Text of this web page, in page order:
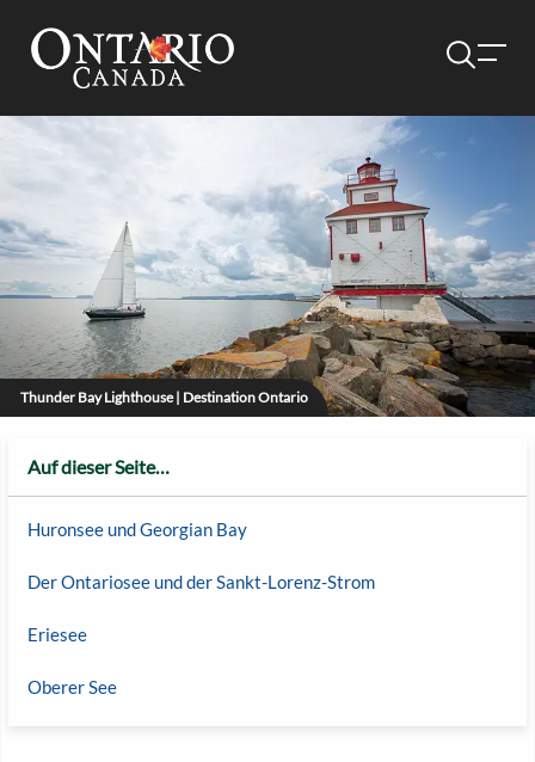
Thunder Bay Lighthouse | Destination Ontario
Auf dieser Seite…
Huronsee und Georgian Bay
Der Ontariosee und der Sankt-Lorenz-Strom
Eriesee
Oberer See